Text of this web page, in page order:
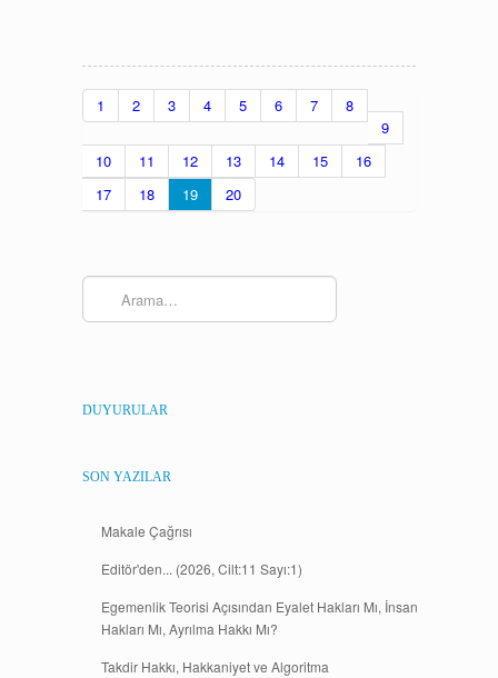
1 2 3 4 5 6 7
8
9
10
11 12 13 14 15
16
17
18 19 20
DUYURULAR
SON YAZILAR
Makale Çağrısı
Editör'den... (2026, Cilt:11 Sayı:1)
Egemenlik Teorisi Açısından Eyalet Hakları Mı, İnsan
Hakları Mı, Ayrılma Hakkı Mı?
Takdir Hakkı, Hakkaniyet ve Algoritma